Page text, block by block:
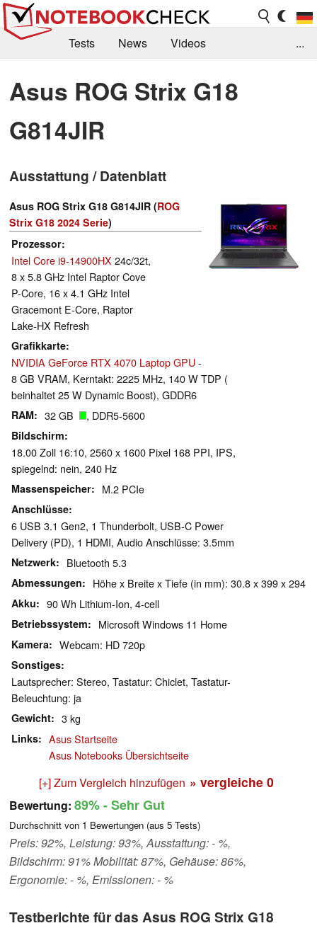
Tests News
Videos
Kaufberatung
Deals Suche
Jobs
Forum
...
Asus ROG Strix G18
G814JIR
Ausstattung / Datenblatt
Asus ROG Strix G18 G814JIR (ROG
Strix G18 2024 Serie)
Prozessor
Intel Core i9-14900HX 24c/32t,
8 x 5.8 GHz Intel Raptor Cove
P-Core, 16 x 4.1 GHz Intel
Gracemont E-Core, Raptor
Lake-HX Refresh
Grafikkarte
NVIDIA GeForce RTX 4070 Laptop GPU-
8 GB VRAM, Kerntakt: 2225 MHz, 140 W TDP (
beinhaltet 25 W Dynamic Boost), GDDR6
RAM 32 GB , DDR5-5600
Bildschirm
18.00 Zoll 16:10, 2560 x 1600 Pixel 168 PPI, IPS,
spiegelnd: nein, 240 Hz
Massenspeicher M.2 PCIe
Anschlüsse
6 USB 3.1 Gen2, 1 Thunderbolt, USB-C Power
Delivery (PD), 1 HDMI, Audio Anschlüsse: 3.5mm
Netzwerk Bluetooth 5.3
Abmessungen Höhe x Breite x Tiefe (in mm): 30.8 x 399 x 294
Akku 90 Wh Lithium-Ion, 4-cell
Betriebssystem Microsoft Windows 11 Home
Kamera Webcam: HD 720p
Sonstiges
Lautsprecher: Stereo, Tastatur: Chiclet, Tastatur-
Beleuchtung: ja
Gewicht 3 kg
Links
Asus Startseite
Asus Notebooks Übersichtseite
[+] Zum Vergleich hinzufügen » vergleiche 0
Bewertung: 89%- Sehr Gut
Durchschnitt von 1 Bewertungen (aus 5 Tests)
Preis: 92%, Leistung: 93%, Ausstattung: - %,
Bildschirm: 91% Mobilität: 87%, Gehäuse: 86%,
Ergonomie: - %, Emissionen: - %
Testberichte für das Asus ROG Strix G18